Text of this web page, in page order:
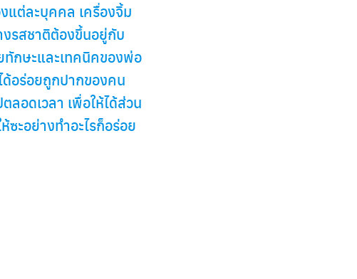
แต่ละบุคคล เครื่องจิ้ม
งรสชาติต้องขึ้นอยู่กับ
ทักษะและเทคนิคของพ่อ
อร่อยถูกปากของคน
อดเวลา เพื่อให้ได้ส่วน
ะอย่างทำอะไรก็อร่อย